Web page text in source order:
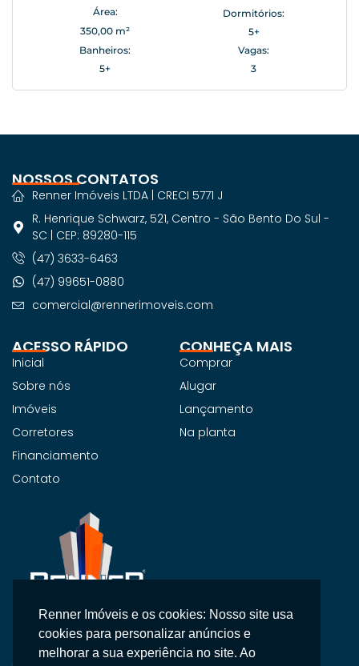
Área:
350,00 m²
Dormitórios:
5+
Banheiros:
5+
Vagas:
3
Na Renner Imobiliária, não vendemos apenas imóveis,
entregamos segurança, confiança e um atendimento
personalizado.
ACESSO RÁPIDO
Inicial
Sobre nós
Imóveis
Corretores
Financiamento
Contato
CONHEÇA MAIS
Comprar
Alugar
Lançamento
Na planta
NOSSOS CONTATOS
Renner Imóveis LTDA | CRECI 5771 J
R. Henrique Schwarz, 521, Centro - São Bento Do Sul -
SC | CEP: 89280-115
(47) 3633-6463
(47) 99651-0880
comercial@rennerimoveis.com
Renner Imóveis e os cookies: Nosso site usa
cookies para personalizar anúncios e
melhorar a sua experiência no site. Ao